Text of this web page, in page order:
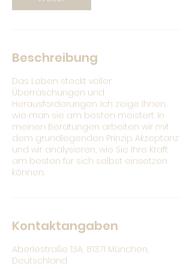
Beschreibung
Das Leben steckt voller
Überraschungen und
Herausforderungen. Ich zeige Ihnen,
wie man sie am besten meistert. In
meinen Beratungen arbeiten wir mit
dem grundlegenden Prinzip Akzeptanz
und wir analysieren, wie Sie Ihre Kraft
am besten für sich selbst einsetzen
können.
Kontaktangaben
Aberlestraße 13A, 81371 München,
Deutschland